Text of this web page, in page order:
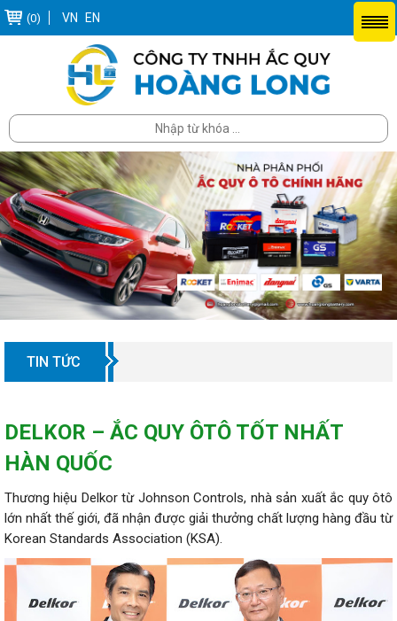
(0) VN EN
TIN TỨC
DELKOR – ẮC QUY ÔTÔ TỐT NHẤT
HÀN QUỐC
Thương hiệu Delkor từ Johnson Controls, nhà sản xuất ắc quy ôtô
lớn nhất thế giới, đã nhận được giải thưởng chất lượng hàng đầu từ
Korean Standards Association (KSA).